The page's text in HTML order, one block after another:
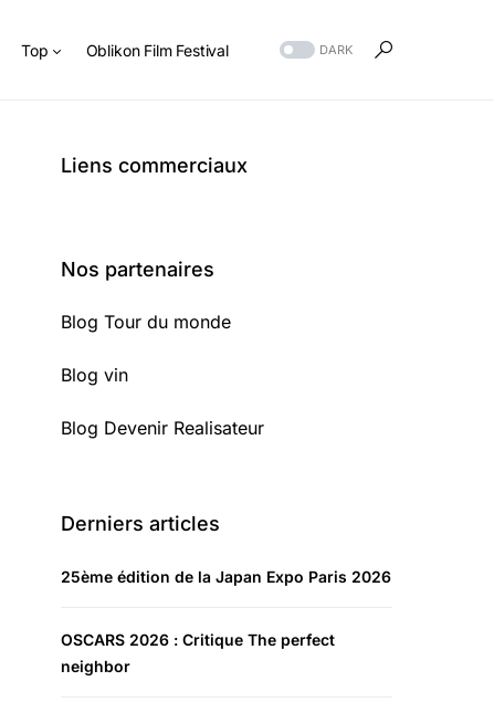
Top Oblikon Film Festival DARK
Liens commerciaux
Nos partenaires
Blog Tour du monde
Blog vin
Blog Devenir Realisateur
Derniers articles
25ème édition de la Japan Expo Paris 2026
OSCARS 2026 : Critique The perfect
neighbor